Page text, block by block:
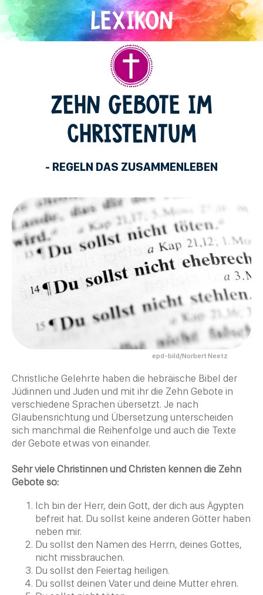
Direkt
zum
Inhalt
ZEHN GEBOTE IM
CHRISTENTUM
- REGELN DAS ZUSAMMENLEBEN
epd-bild/Norbert Neetz
Christliche Gelehrte haben die hebräische Bibel der
Jüdinnen und Juden und mit ihr die Zehn Gebote in
verschiedene Sprachen übersetzt. Je nach
Glaubensrichtung und Übersetzung unterscheiden
sich manchmal die Reihenfolge und auch die Texte
der Gebote etwas von einander.
Sehr viele Christinnen undChristen kennen die Zehn
Gebote so:
Ich bin der Herr, dein Gott, der dich aus Ägypten
befreit hat. Du sollst keine anderen Götter haben
neben mir.
Du sollst den Namen des Herrn, deines Gottes,
nicht missbrauchen.
Du sollst den Feiertag heiligen.
Du sollst deinen Vater und deine Mutter ehren.